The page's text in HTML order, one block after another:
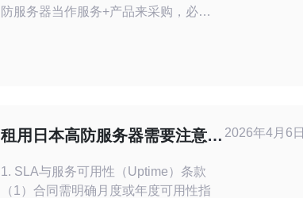
防服务器当作服务+产品来采购，必须
配置，更要列出高防IP策略、BGP就
近调度、WAF
租用日本高防服务器需要注意的
1. SLA与服务可用性（Uptime）条款
（1）合同需明确月度或年度可用性指
2026年4月6日